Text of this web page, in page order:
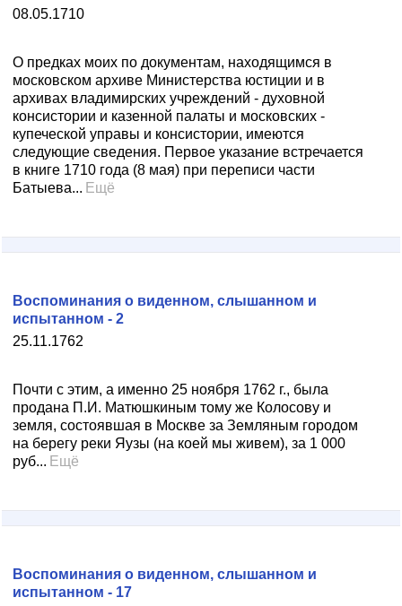
08.05.1710
О предках моих по документам, находящимся в
московском архиве Министерства юстиции и в
архивах владимирских учреждений - духовной
консистории и казенной палаты и московских -
купеческой управы и консистории, имеются
следующие сведения. Первое указание встречается
в книге 1710 года (8 мая) при переписи части
Батыева... Ещё
25.11.1762
Воспоминания о виденном, слышанном и
испытанном - 2
Почти с этим, а именно 25 ноября 1762 г., была
продана П.И. Матюшкиным тому же Колосову и
земля, состоявшая в Москве за Земляным городом
на берегу реки Яузы (на коей мы живем), за 1 000
руб... Ещё
Воспоминания о виденном, слышанном и
испытанном - 17